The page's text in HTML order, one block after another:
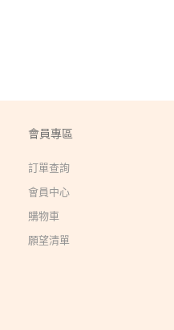
會員專區
訂單查詢
會員中心
購物車
願望清單